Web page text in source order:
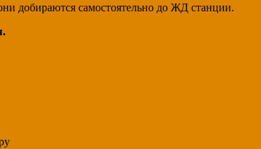
добираются самостоятельно до ЖД станции.